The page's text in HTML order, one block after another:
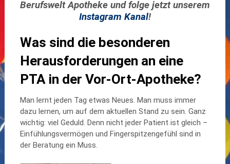
Berufswelt Apotheke und folge jetzt unserem
Instagram Kanal!
Was sind die besonderen
Herausforderungen an eine
PTA in der Vor-Ort-Apotheke?
Man lernt jeden Tag etwas Neues. Man muss immer
dazu lernen, um auf dem aktuellen Stand zu sein. Ganz
wichtig: viel Geduld. Denn nicht jeder Patient ist gleich –
Einfühlungsvermögen und Fingerspitzengefühl sind in
der Beratung ein Muss.